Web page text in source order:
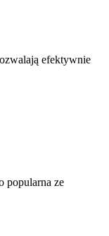
efektywnie
popularna ze